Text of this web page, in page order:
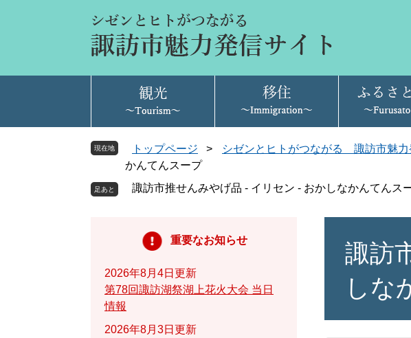
先
を
現在地 トップページ > シゼンとヒトがつながる 諏訪市魅力
かんてんスープ
諏訪市推せんみやげ品 - イリセン - おかしなかんてんス
諏訪
しな
重要なお知らせ
2026年8月4日更新
第78回諏訪湖祭湖上花火大会 当日
情報
2026年8月3日更新